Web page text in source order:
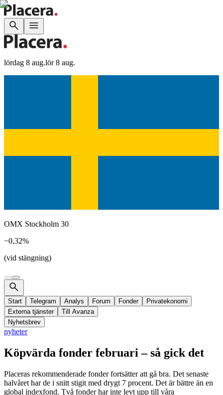
lördag 8 aug.lör 8 aug.
OMX Stockholm 30
−0,32%
(vid stängning)
Start Telegram Analys Forum Fonder
Privatekonomi
Externa tjänster
Till Avanza
Nyhetsbrev
nyheter
Köpvärda fonder februari – så gick det
Placeras rekommenderade fonder fortsätter att gå bra. Det senaste
halvåret har de i snitt stigit med drygt 7 procent. Det är bättre än en
global indexfond. Två fonder har inte levt upp till våra